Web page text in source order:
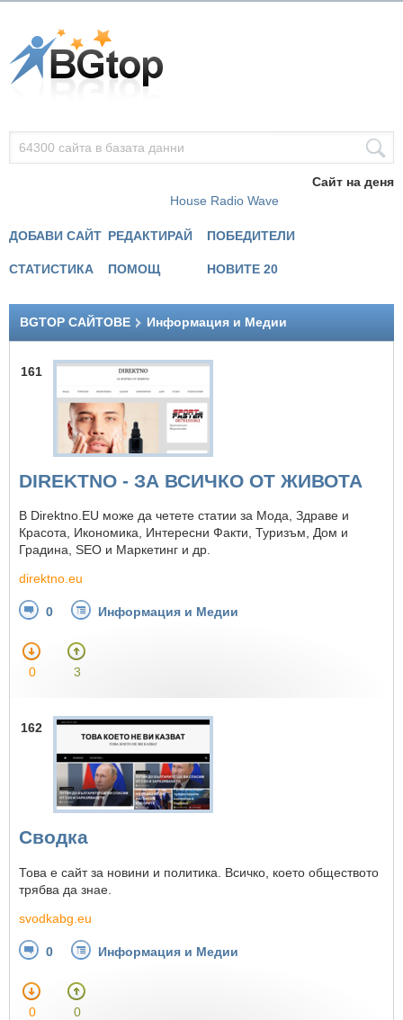
Сайт на деня
House Radio Wave
ДОБАВИ САЙТ РЕДАКТИРАЙ ПОБЕДИТЕЛИ
СТАТИСТИКА ПОМОЩ НОВИТЕ 20
BGTOP САЙТОВЕ Информация и Медии
161
DIREKTNO - ЗА ВСИЧКО ОТ ЖИВОТА
В Direktno.EU може да четете статии за Мода, Здраве и
Красота, Икономика, Интересни Факти, Туризъм, Дом и
Градина, SEO и Маркетинг и др.
direktno.eu
0 Информация и Медии
0 3
162
Сводка
Това е сайт за новини и политика. Всичко, което обществото
трябва да знае.
svodkabg.eu
0 Информация и Медии
0 0